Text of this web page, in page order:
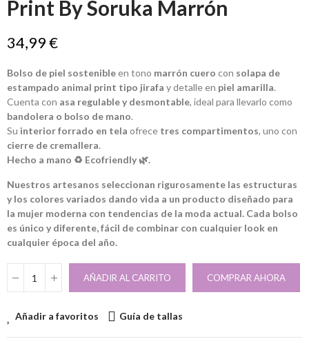
Print By Soruka Marrón
34,99 €
Bolso de piel sostenibleen tono marrón cuero con solapa de
estampado animal print tipo jirafa y detalle en piel amarilla.
Cuenta con asa regulable y desmontable, ideal para llevarlo como
bandolera o bolso de mano.
Su interior forrado en tela ofrece tres compartimentos, uno con
cierre de cremallera.
Hecho a mano ♻️ Ecofriendly 🌿.
Nuestros artesanos seleccionan rigurosamente las estructuras
y los colores variados dando vida a un producto diseñado para
la mujer moderna con tendencias de la moda actual. Cada bolso
es único y diferente, fácil de combinar con cualquier look en
cualquier época del año.
AÑADIR AL CARRITO COMPRAR AHORA
Añadir a favoritos Guía de tallas